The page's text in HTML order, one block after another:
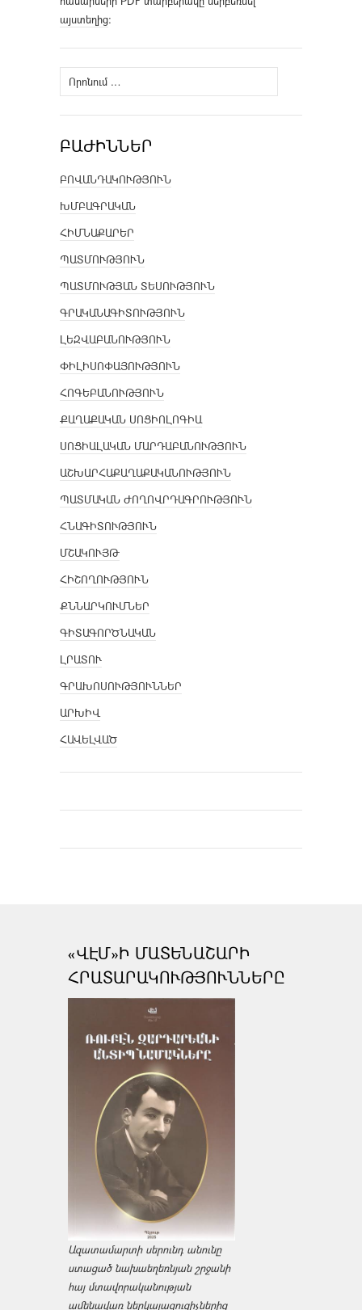
այստեղից։
Որոնել՝
ԲԱԺԻՆՆԵՐ
ԲՈՎԱՆԴԱԿՈՒԹՅՈՒՆ
ԽՄԲԱԳՐԱԿԱՆ
ՀԻՄՆԱՔԱՐԵՐ
ՊԱՏՄՈՒԹՅՈՒՆ
ՊԱՏՄՈՒԹՅԱՆ ՏԵՍՈՒԹՅՈՒՆ
ԳՐԱԿԱՆԱԳԻՏՈՒԹՅՈՒՆ
ԼԵԶՎԱԲԱՆՈՒԹՅՈՒՆ
ՓԻԼԻՍՈՓԱՅՈՒԹՅՈՒՆ
ՀՈԳԵԲԱՆՈՒԹՅՈՒՆ
ՔԱՂԱՔԱԿԱՆ ՍՈՑԻՈԼՈԳԻԱ
ՍՈՑԻԱԼԱԿԱՆ ՄԱՐԴԱԲԱՆՈՒԹՅՈՒՆ
ԱՇԽԱՐՀԱՔԱՂԱՔԱԿԱՆՈՒԹՅՈՒՆ
ՊԱՏՄԱԿԱՆ ԺՈՂՈՎՐԴԱԳՐՈՒԹՅՈՒՆ
ՀՆԱԳԻՏՈՒԹՅՈՒՆ
ՄՇԱԿՈՒՅԹ
ՀԻՇՈՂՈՒԹՅՈՒՆ
ՔՆՆԱՐԿՈՒՄՆԵՐ
ԳԻՏԱԳՈՐԾՆԱԿԱՆ
ԼՐԱՏՈՒ
ԳՐԱԽՈՍՈՒԹՅՈՒՆՆԵՐ
ԱՐԽԻՎ
ՀԱՎԵԼՎԱԾ
«ՎԷՄ»Ի ՄԱՏԵՆԱՇԱՐԻ
ՀՐԱՏԱՐԱԿՈՒԹՅՈՒՆՆԵՐԸ
Ազատամարտի սերունդ անունը
ստացած նախաեղեռնյան շրջանի
հայ մտավորականության
ամենավառ ներկայացուցիչներից